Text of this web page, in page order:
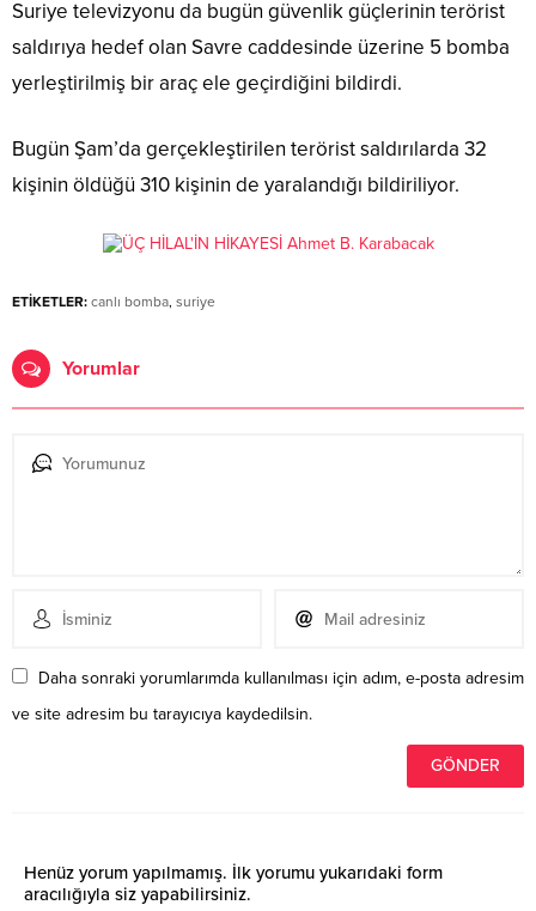
Suriye televizyonu da bugün güvenlik güçlerinin terörist
saldırıya hedef olan Savre caddesinde üzerine 5 bomba
yerleştirilmiş bir araç ele geçirdiğini bildirdi.
Bugün Şam’da gerçekleştirilen terörist saldırılarda 32
kişinin öldüğü 310 kişinin de yaralandığı bildiriliyor.
ETİKETLER: canlı bomba, suriye
Yorumlar
Daha sonraki yorumlarımda kullanılması için adım, e-posta adresim
ve site adresim bu tarayıcıya kaydedilsin.
Henüz yorum yapılmamış. İlk yorumu yukarıdaki form
aracılığıyla siz yapabilirsiniz.